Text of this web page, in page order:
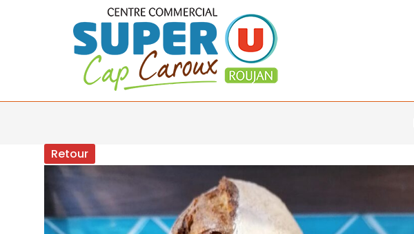
Retour